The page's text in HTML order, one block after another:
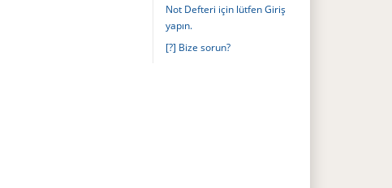
Not Defteri için lütfen Giriş
yapın.
[?] Bize sorun?